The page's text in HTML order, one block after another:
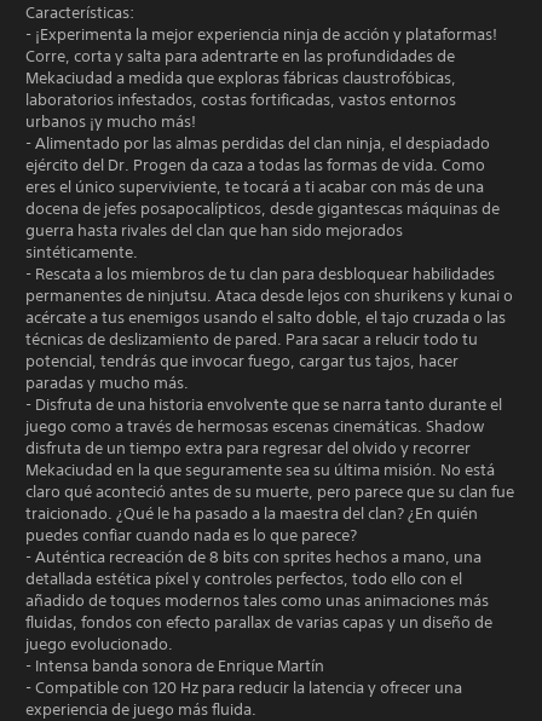
Características:
- ¡Experimenta la mejor experiencia ninja de acción y plataformas!
Corre, corta y salta para adentrarte en las profundidades de
Mekaciudad a medida que exploras fábricas claustrofóbicas,
laboratorios infestados, costas fortificadas, vastos entornos
urbanos ¡y mucho más!
- Alimentado por las almas perdidas del clan ninja, el despiadado
ejército del Dr. Progen da caza a todas las formas de vida. Como
eres el único superviviente, te tocará a ti acabar con más de una
docena de jefes posapocalípticos, desde gigantescas máquinas de
guerra hasta rivales del clan que han sido mejorados
sintéticamente.
- Rescata a los miembros de tu clan para desbloquear habilidades
permanentes de ninjutsu. Ataca desde lejos con shurikens y kunai o
acércate a tus enemigos usando el salto doble, el tajo cruzada o las
técnicas de deslizamiento de pared. Para sacar a relucir todo tu
potencial, tendrás que invocar fuego, cargar tus tajos, hacer
paradas y mucho más.
- Disfruta de una historia envolvente que se narra tanto durante el
juego como a través de hermosas escenas cinemáticas. Shadow
disfruta de un tiempo extra para regresar del olvido y recorrer
Mekaciudad en la que seguramente sea su última misión. No está
claro qué aconteció antes de su muerte, pero parece que su clan fue
traicionado. ¿Qué le ha pasado a la maestra del clan? ¿En quién
puedes confiar cuando nada es lo que parece?
- Auténtica recreación de 8 bits con sprites hechos a mano, una
detallada estética píxel y controles perfectos, todo ello con el
añadido de toques modernos tales como unas animaciones más
fluidas, fondos con efecto parallax de varias capas y un diseño de
juego evolucionado.
- Intensa banda sonora de Enrique Martín
- Compatible con 120 Hz para reducir la latencia y ofrecer una
experiencia de juego más fluida.